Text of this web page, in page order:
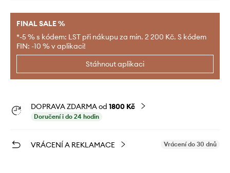
FINAL SALE %
*-5 % s kódem: LST při nákupu za min. 2 200 Kč. S kódem
FIN: -10 % v aplikaci!
Stáhnout aplikaci
DOPRAVA ZDARMA od 1800 Kč
Doručení i do 24 hodin
VRÁCENÍ A REKLAMACE Vrácení do 30 dnů